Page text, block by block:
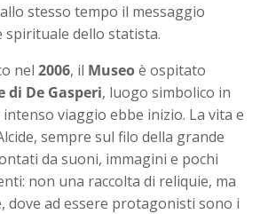
stesso tempo il messaggio
spirituale dello statista.
nel 2006, il Museoè ospitato
di De Gasperi, luogo simbolico in
viaggio ebbe inizio. La vita e
sempre sul filo della grande
da suoni, immagini e pochi
non una raccolta di reliquie, ma
dove ad essere protagonisti sono i